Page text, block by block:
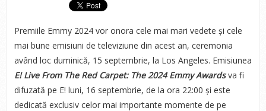
Premiile Emmy 2024 vor onora cele mai mari vedete și cele
mai bune emisiuni de televiziune din acest an, ceremonia
având loc duminică, 15 septembrie, la Los Angeles. Emisiunea
E! Live From The Red Carpet: The 2024 Emmy Awardsva fi
difuzată pe E! luni, 16 septembrie, de la ora 22:00 și este
dedicată exclusiv celor mai importante momente de pe